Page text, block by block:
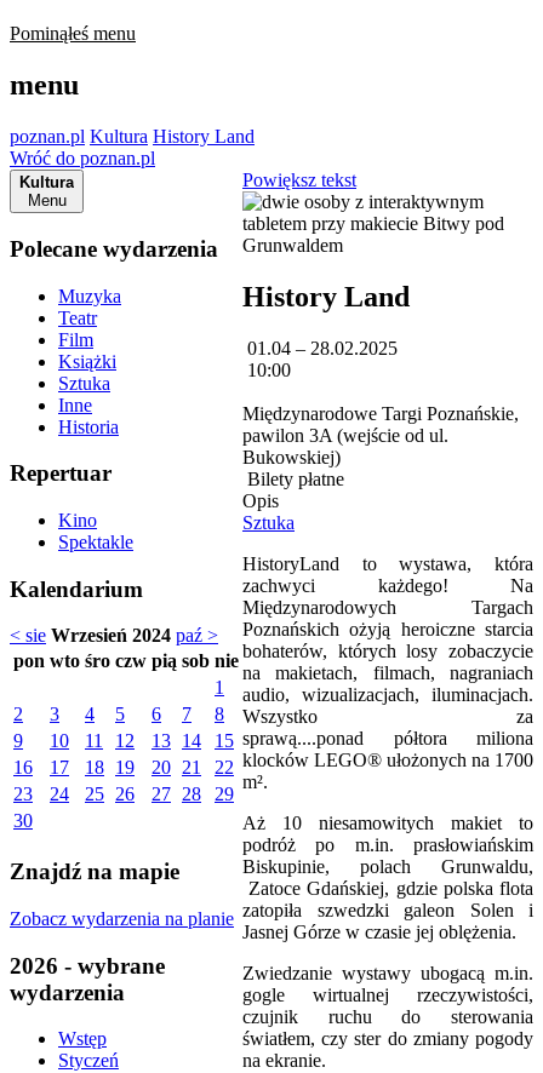
Pominąłeś menu
menu
poznan.pl Kultura History Land
Wróć do poznan.pl
Kultura
Menu
Polecane wydarzenia
Muzyka
Teatr
Film
Książki
Sztuka
Inne
Historia
Repertuar
Kino
Spektakle
Kalendarium
< sie Wrzesień 2024 paź >
pon wto śro czw pią sob nie
1
2
3 4 5 6 7
8
9
10 11 12 13 14
15
16
17 18 19 20 21
22
23
24 25 26 27 28
29
30
Znajdź na mapie
Zobacz wydarzenia na planie
2026 - wybrane
wydarzenia
Wstęp
Styczeń
Powiększ tekst
History Land
01.04 – 28.02.2025
10:00
Międzynarodowe Targi Poznańskie,
pawilon 3A (wejście od ul.
Bukowskiej)
Bilety płatne
Opis
Sztuka
HistoryLand to wystawa, która
zachwyci każdego! Na
Międzynarodowych Targach
Poznańskich ożyją heroiczne starcia
bohaterów, których losy zobaczycie
na makietach, filmach, nagraniach
audio, wizualizacjach, iluminacjach.
Wszystko za
sprawą....ponad półtora miliona
klocków LEGO® ułożonych na 1700
m².
Aż 10 niesamowitych makiet to
podróż po m.in. prasłowiańskim
Biskupinie, polach Grunwaldu,
Zatoce Gdańskiej, gdzie polska flota
zatopiła szwedzki galeon Solen i
Jasnej Górze w czasie jej oblężenia.
Zwiedzanie wystawy ubogacą m.in.
gogle wirtualnej rzeczywistości,
czujnik ruchu do sterowania
światłem, czy ster do zmiany pogody
na ekranie.